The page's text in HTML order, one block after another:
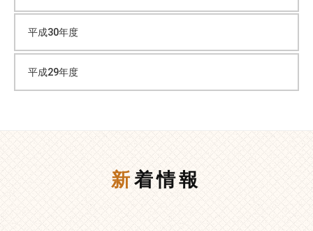
平成30年度
平成29年度
新着情報